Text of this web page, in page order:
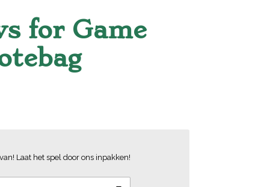
for Game
Laat het spel door ons inpakken!